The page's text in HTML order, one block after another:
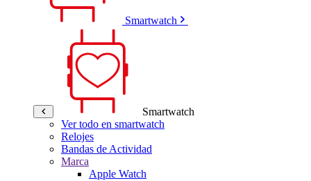
Smartwatch
Smartwatch
Ver todo en smartwatch
Relojes
Bandas de Actividad
Marca
Apple Watch